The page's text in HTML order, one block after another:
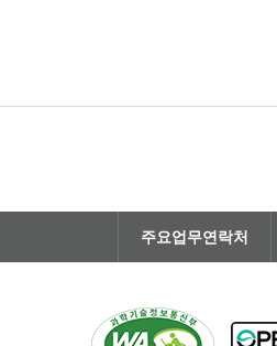
주요업무연락처